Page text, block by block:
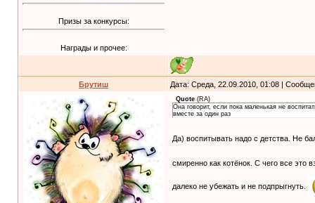
Призы за конкурсы:
Награды и прочее:
Брутиш Дата: Среда, 22.09.2010, 01:08 |
Quote (RA)
Она говорит, если пока маленькая не
вместе за один раз
Да) воспитывать надо с детства. Не
смиренно как котёнок. С чего все это
далеко не убежать и не подпрыгнуть.